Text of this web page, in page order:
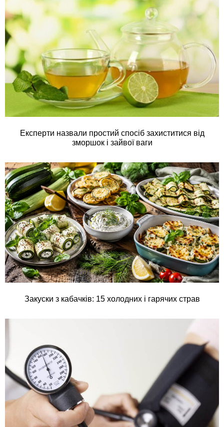
Експерти назвали простий спосіб захиститися від
зморшок і зайвої ваги
Закуски з кабачків: 15 холодних і гарячих страв